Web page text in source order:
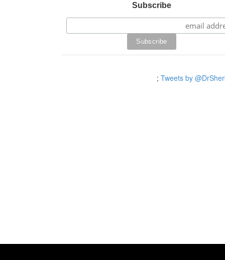
Subscribe
Tweets by
;